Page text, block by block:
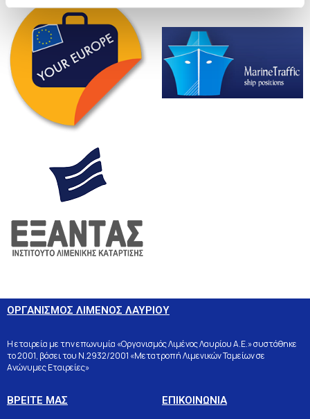
ΟΡΓΑΝΙΣΜΟΣ ΛΙΜΕΝΟΣ ΛΑΥΡΙΟΥ
Η εταιρεία με την επωνυμία «Οργανισμός Λιμένος Λαυρίου Α.Ε.» συστάθηκε
το 2001, βάσει του Ν.2932/2001 «Μετατροπή Λιμενικών Ταμείων σε
Ανώνυμες Εταιρείες»
ΒΡΕΙΤΕ ΜΑΣ ΕΠΙΚΟΙΝΩΝΙΑ